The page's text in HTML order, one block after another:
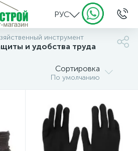
РУС
инструмент
и удобства труда
Сортировка
По умолчанию